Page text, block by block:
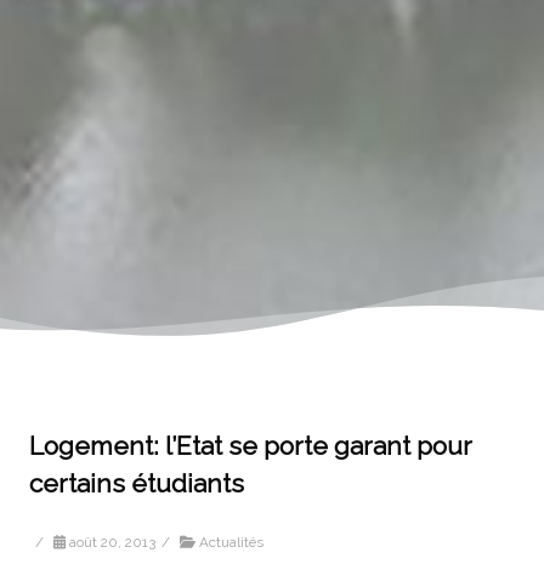
Logement: l’Etat se porte garant pour
certains étudiants
/ août 20, 2013 / Actualités